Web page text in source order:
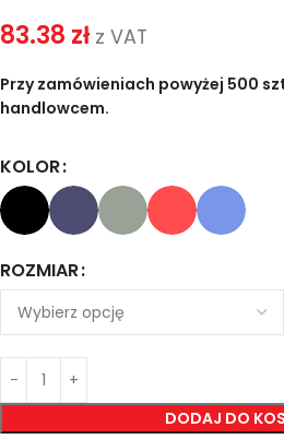
83.38 zł z VAT
Przy zamówieniach powyżej 500
handlowcem.
KOLOR
ROZMIAR
DODAJ DO